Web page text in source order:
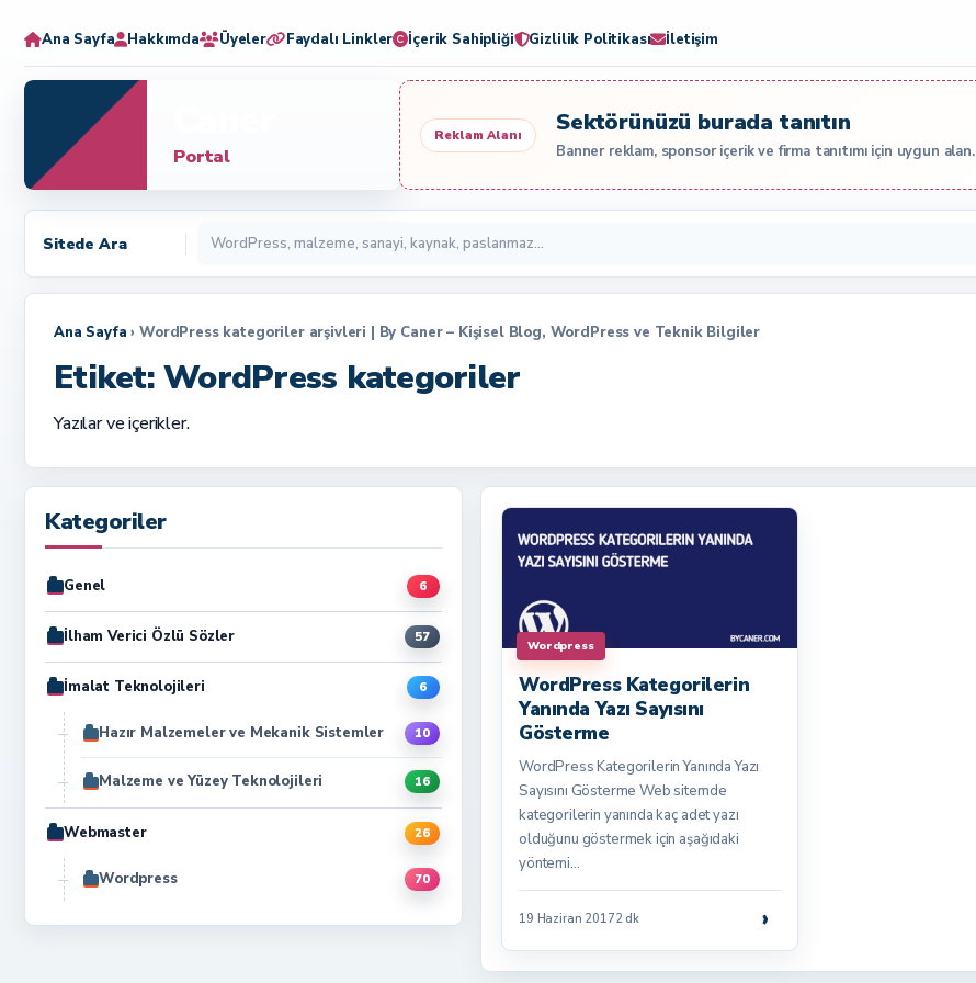
Ana Sayfa Hakkımda Üyeler Faydalı Linkler İçerik Sahipliği Gizlilik Politikası İletişim
Portal
Reklam Alanı Sektörünüzü burada tanıtın
Banner reklam, sponsor içerik ve firma tanıtımı için uygun alan.
Sitede Ara
Ana Sayfa › WordPress kategoriler arşivleri | By Caner – Kişisel Blog, WordPress ve Teknik Bilgiler
Etiket:WordPress kategoriler
Yazılar ve içerikler.
Kategoriler
Genel 6
İlham Verici Özlü Sözler 57
İmalat Teknolojileri 6
Hazır Malzemeler ve Mekanik Sistemler 10
Malzeme ve Yüzey Teknolojileri 16
Webmaster 26
Wordpress 70
Wordpress
WordPress Kategorilerin
Yanında Yazı Sayısını
Gösterme
WordPress Kategorilerin Yanında Yazı
Sayısını Gösterme Web sitemde
kategorilerin yanında kaç adet yazı
olduğunu göstermek için aşağıdaki
yöntemi…
19 Haziran 20172 dk ›